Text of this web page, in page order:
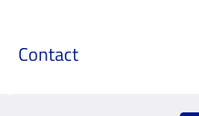
Contact